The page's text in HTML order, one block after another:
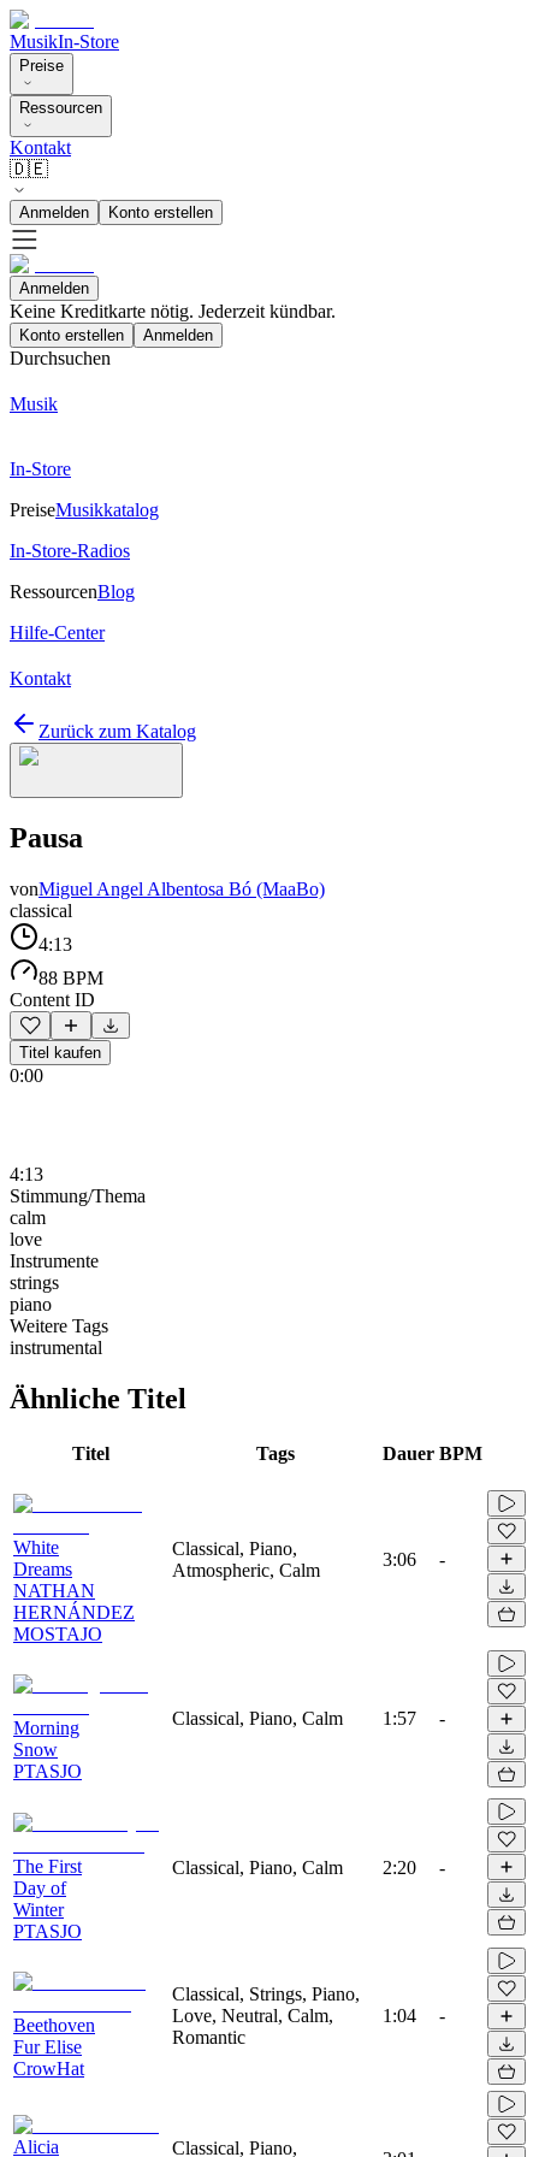
MusikIn-Store
Preise
Ressourcen
Kontakt
🇩🇪
Anmelden Konto erstellen
Anmelden
Keine Kreditkarte nötig. Jederzeit kündbar.
Konto erstellen Anmelden
Durchsuchen
Musik
In-Store
PreiseMusikkatalog
In-Store-Radios
RessourcenBlog
Hilfe-Center
Kontakt
Zurück zum Katalog
Pausa
vonMiguel Angel Albentosa Bó (MaaBo)
classical
4:13
88 BPM
Content ID
Titel kaufen
0:00
4:13
Stimmung/Thema
calm
love
Instrumente
strings
piano
Weitere Tags
instrumental
Ähnliche Titel
Titel Tags Dauer BPM
White
Dreams
NATHAN
HERNÁNDEZ
MOSTAJO
Classical, Piano,
Atmospheric, Calm
3:06 -
Morning
Snow
PTASJO
Classical, Piano, Calm 1:57 -
The First
Day of
Winter
PTASJO
Classical, Piano, Calm 2:20 -
Beethoven
Fur Elise
CrowHat
Classical, Strings, Piano,
Love, Neutral, Calm,
Romantic
1:04 -
Alicia Classical, Piano,